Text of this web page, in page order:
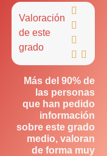
Valoración
de este
grado



 
Más del 90% de
las personas
que han pedido
información
sobre este grado
medio, valoran
de forma muy